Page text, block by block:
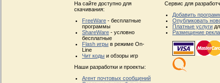
На сайте доступно для
скачивания:
FreeWare - бесплатные
программы
ShareWare - условно
бесплатные
Flash игры в режиме On-
Line
Чит коды и обзоры игр
Наши разработки и проекты:
Агент почтовых сообщений
Сервис для
Добавить
Опубликовать
Платные услуги
Размещение